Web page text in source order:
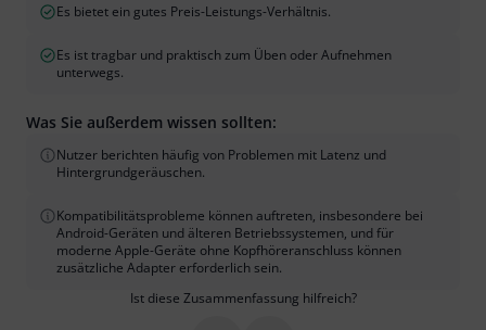
Es bietet ein gutes Preis-Leistungs-Verhältnis.
Es ist tragbar und praktisch zum Üben oder Aufnehmen
unterwegs.
Was Sie außerdem wissen sollten:
Nutzer berichten häufig von Problemen mit Latenz und
Hintergrundgeräuschen.
Kompatibilitätsprobleme können auftreten, insbesondere bei
Android-Geräten und älteren Betriebssystemen, und für
moderne Apple-Geräte ohne Kopfhöreranschluss können
zusätzliche Adapter erforderlich sein.
Ist diese Zusammenfassung hilfreich?